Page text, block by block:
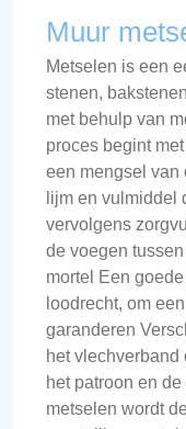
Muur
Metselen is een
stenen,
met behulp van
proces begint
een mengsel van
lijm en vulmiddel
vervolgens
de voegen
mortel Een
loodrecht, om
garanderen
het vlechverband
het patroon en
metselen wordt